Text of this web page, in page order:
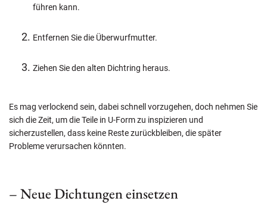
führen kann.
Entfernen Sie die Überwurfmutter.
Ziehen Sie den alten Dichtring heraus.
Es mag verlockend sein, dabei schnell vorzugehen, doch nehmen Sie
sich die Zeit, um die Teile in U-Form zu inspizieren und
sicherzustellen, dass keine Reste zurückbleiben, die später
Probleme verursachen könnten.
– Neue Dichtungen einsetzen